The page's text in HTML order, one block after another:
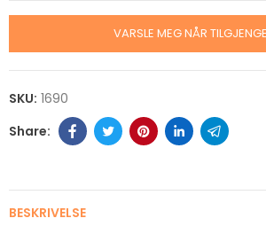
VARSLE MEG NÅR
SKU: 1690
BESKRIVELSE